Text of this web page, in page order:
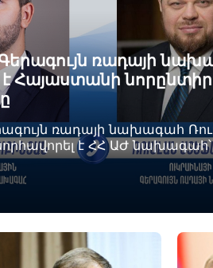
ռադայի
է Հայաստանի նորընտիր
ռադայի նախագահ
է ՀՀ ԱԺ նախագահ՝